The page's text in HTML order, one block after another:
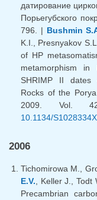
датирование
Порьегубского
796. | Bushmin
K.I., Presnyakov
of HP
metamorphism
SHRIMP II dates
Rocks of the
2009. Vol.
10.1134/
2006
Tichomirowa M.,
E.V. , Keller J.,
Precambrian